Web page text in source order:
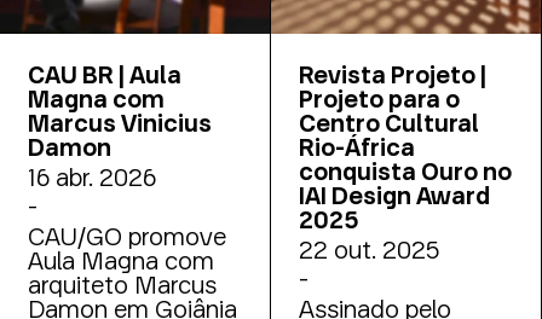
CAU BR | Aula
Magna com
Marcus Vinicius
Damon
16 abr. 2026
-
CAU/GO promove
Aula Magna com
arquiteto Marcus
Damon em Goiânia
Revista Projeto |
Projeto para o
Centro Cultural
Rio-África
conquista Ouro no
IAI Design Award
2025
22 out. 2025
-
Assinado pelo